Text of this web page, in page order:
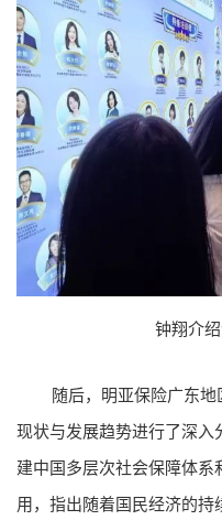
钟翔介
随后，明亚保险广东
现状与发展趋势进行了深入
建中国多层次社会保障体
用，指出随着国民经济的持